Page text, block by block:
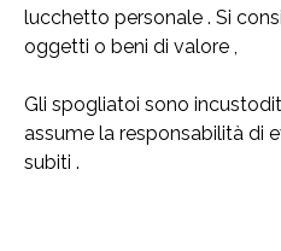
lucchetto personale . Si
oggetti o beni di valore ,
Gli spogliatoi sono
assume la responsabilità di
subiti .